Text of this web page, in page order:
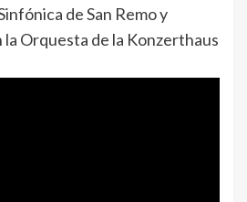
de San Remo y
Orquesta de la Konzerthaus